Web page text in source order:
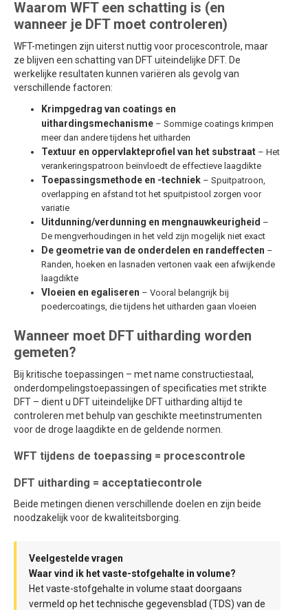
Waarom WFT een schatting is (en
wanneer je DFT moet controleren)
WFT-metingen zijn uiterst nuttig voor procescontrole, maar
ze blijven een schatting van DFT uiteindelijke DFT. De
werkelijke resultaten kunnen variëren als gevolg van
verschillende factoren:
Krimpgedrag van coatings en
uithardingsmechanisme – Sommige coatings krimpen
meer dan andere tijdens het uitharden
Textuur en oppervlakteprofiel van het substraat – Het
verankeringspatroon beïnvloedt de effectieve laagdikte
Toepassingsmethode en -techniek – Spuitpatroon,
overlapping en afstand tot het spuitpistool zorgen voor
variatie
Uitdunning/verdunning en mengnauwkeurigheid –
De mengverhoudingen in het veld zijn mogelijk niet exact
De geometrie van de onderdelen en randeffecten –
Randen, hoeken en lasnaden vertonen vaak een afwijkende
laagdikte
Vloeien en egaliseren – Vooral belangrijk bij
poedercoatings, die tijdens het uitharden gaan vloeien
Wanneer moet DFT uitharding worden
gemeten?
Bij kritische toepassingen – met name constructiestaal,
onderdompelingstoepassingen of specificaties met strikte
DFT – dient u DFT uiteindelijke DFT uitharding altijd te
controleren met behulp van geschikte meetinstrumenten
voor de droge laagdikte en de geldende normen.
WFT tijdens de toepassing = procescontrole
DFT uitharding = acceptatiecontrole
Beide metingen dienen verschillende doelen en zijn beide
noodzakelijk voor de kwaliteitsborging.
Veelgestelde vragen
Waar vind ik het vaste-stofgehalte in volume?
Het vaste-stofgehalte in volume staat doorgaans
vermeld op het technische gegevensblad (TDS) van de